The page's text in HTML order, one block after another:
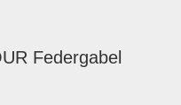
Federgabel